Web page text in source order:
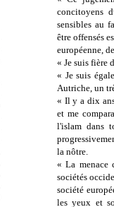
concitoyens
sensibles au
être offensés
européenne,
« Je suis fière
« Je suis
Autriche, un
« Il y a dix
et me
l'islam dans
la nôtre.
« La menace
sociétés
société
les yeux et